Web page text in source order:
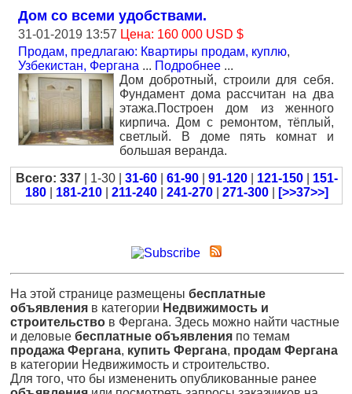
Дом со всеми удобствами.
31-01-2019 13:57 Цена: 160 000 USD $
Продам, предлагаю: Квартиры продам, куплю,
Узбекистан, Фергана ... Подробнее ...
Дом добротный, строили для себя.
Фундамент дома рассчитан на два
этажа.Построен дом из женного
кирпича. Дом с ремонтом, тёплый,
светлый. В доме пять комнат и
большая веранда.
Всего: 337| 1-30 | 31-60| 61-90| 91-120| 121-150| 151-
180| 181-210| 211-240| 241-270| 271-300| [>>37>>]
На этой странице размещены бесплатные
объявления в категории Недвижимость и
строительство в Фергана. Здесь можно найти частные
и деловые бесплатные объявления по темам
продажа Фергана, купить Фергана, продам Фергана
в категории Недвижимость и строительство.
Для того, что бы измененить опубликованные ранее